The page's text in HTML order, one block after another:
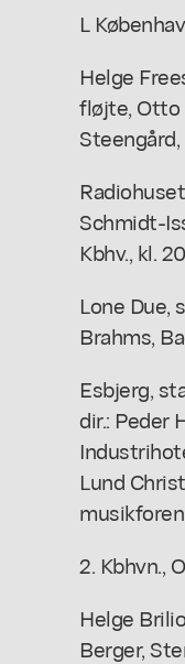
L
Helge
fløjte, Otto
Steengård,
Schmidt-
Kbhv., kl.
Lone Due,
Brahms,
Esbjerg,
dir.: Peder
Lund
2. Kbhvn.,
Helge
Berger,